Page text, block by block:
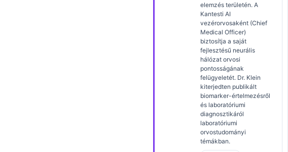
elemzés területén. A
Kantesti AI
vezérorvosaként (Chief
Medical Officer)
biztosítja a saját
fejlesztésű neurális
hálózat orvosi
pontosságának
felügyeletét. Dr. Klein
kiterjedten publikált
biomarker-értelmezésről
és laboratóriumi
diagnosztikáról
laboratóriumi
orvostudományi
témákban.